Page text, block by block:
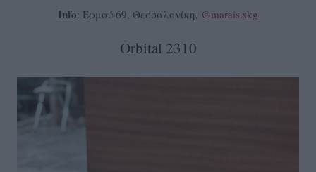
Info: Ερμού 69, Θεσσαλονίκη, @marais.skg
Orbital 2310